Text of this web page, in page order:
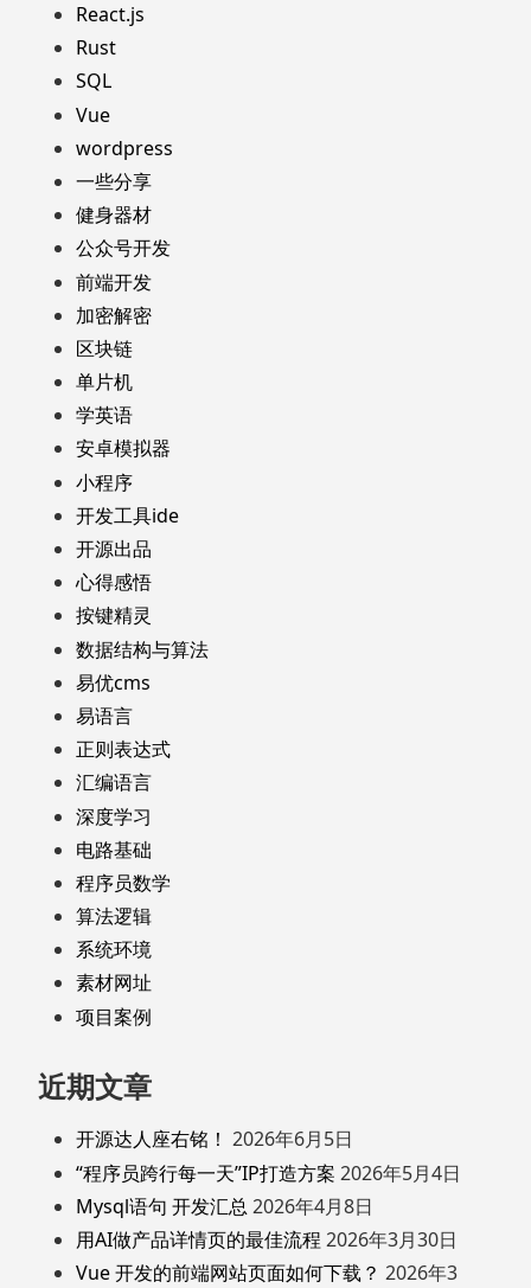
React.js
Rust
SQL
Vue
wordpress
一些分享
健身器材
公众号开发
前端开发
加密解密
区块链
单片机
学英语
安卓模拟器
小程序
开发工具ide
开源出品
心得感悟
按键精灵
数据结构与算法
易优cms
易语言
正则表达式
汇编语言
深度学习
电路基础
程序员数学
算法逻辑
系统环境
素材网址
项目案例
近期文章
开源达人座右铭！ 2026年6月5日
“程序员跨行每一天”IP打造方案 2026年5月4日
Mysql语句 开发汇总 2026年4月8日
用AI做产品详情页的最佳流程 2026年3月30日
Vue 开发的前端网站页面如何下载？ 2026年3